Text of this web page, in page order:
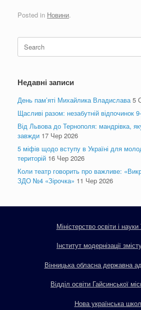
Posted in Новини.
Search
for:
Недавні записи
День пам’яті Михайлика Владислава 5
Щасливі разом: незабутній відпочинок
Від Львова до Тернополя: мандрівка,
завжди 17 Чер 2026
5 міфів щодо вступу в Україні для
територій 16 Чер 2026
Коли театр говорить про важливе:
ЗДО №4 «Зірочка» 11 Чер 2026
Міністерство освіти і науки
Інститут модернізації
Вінницька обласна державна
Відділ освіти Гайсинської
Нова українська